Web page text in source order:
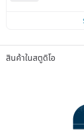
สินค้าในสตูดิโอ